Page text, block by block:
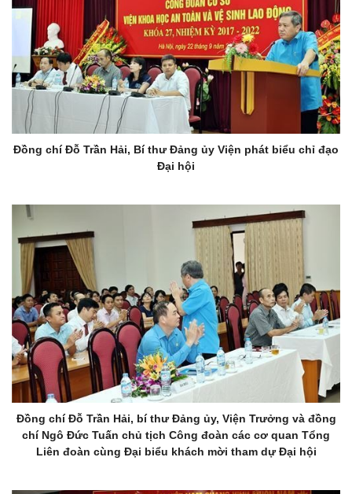
Đồng chí Đỗ Trần Hải, Bí thư Đảng ủy Viện phát biểu chỉ đạo
Đại hội
Đồng chí Đỗ Trần Hải, bí thư Đảng ủy, Viện Trưởng và đồng
chí Ngô Đức Tuấn chủ tịch Công đoàn các cơ quan Tổng
Liên đoàn cùng Đại biểu khách mời tham dự Đại hội